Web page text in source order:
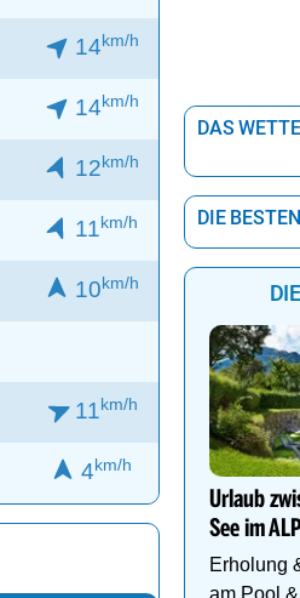
14km/h
14km/h
12km/h
11km/h
10km/h
11km/h
4km/h
DAS
DIE
Urlaub
See im
Erholung